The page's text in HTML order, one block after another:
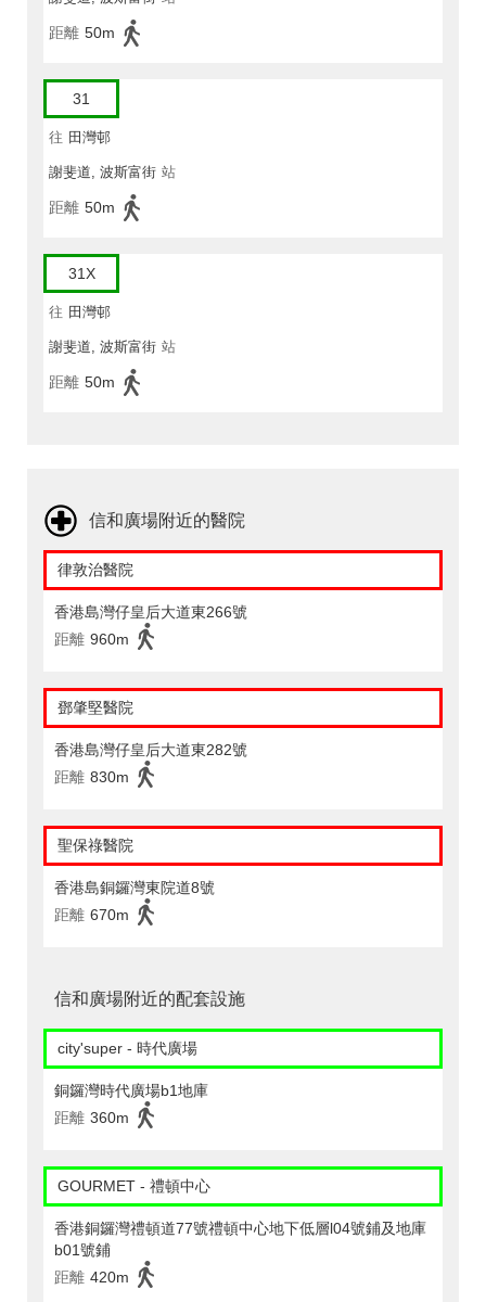
距離 50m
31
往 田灣邨
謝斐道, 波斯富街 站
距離 50m
31X
往 田灣邨
謝斐道, 波斯富街 站
距離 50m
信和廣場附近的醫院
律敦治醫院
香港島灣仔皇后大道東266號
距離 960m
鄧肇堅醫院
香港島灣仔皇后大道東282號
距離 830m
聖保祿醫院
香港島銅鑼灣東院道8號
距離 670m
信和廣場附近的配套設施
city'super - 時代廣場
銅鑼灣時代廣場b1地庫
距離 360m
GOURMET - 禮頓中心
香港銅鑼灣禮頓道77號禮頓中心地下低層l04號鋪及地庫
b01號鋪
距離 420m